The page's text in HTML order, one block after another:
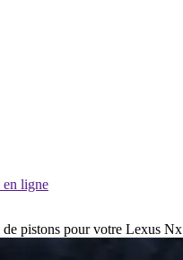
en ligne
pistons pour votre Lexus Nx